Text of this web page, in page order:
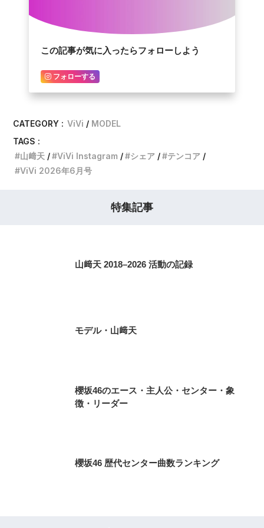
この記事が気に入ったらフォローしよう
フォローする
CATEGORY : ViVi
MODEL
TAGS :
山﨑天
ViVi Instagram シェア
テンコア
ViVi 2026年6月号
特集記事
山﨑天 2018–2026 活動の記録
モデル・山﨑天
櫻坂46のエース・主人公・センター・象
徴・リーダー
櫻坂46 歴代センター曲数ランキング